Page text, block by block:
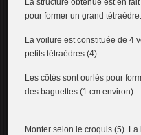
pour former un grand tétraèdre.
La voilure est constituée de 4
petits tétraèdres (4).
Les côtés sont ourlés pour
des baguettes (1 cm environ).
Monter selon le croquis (5).